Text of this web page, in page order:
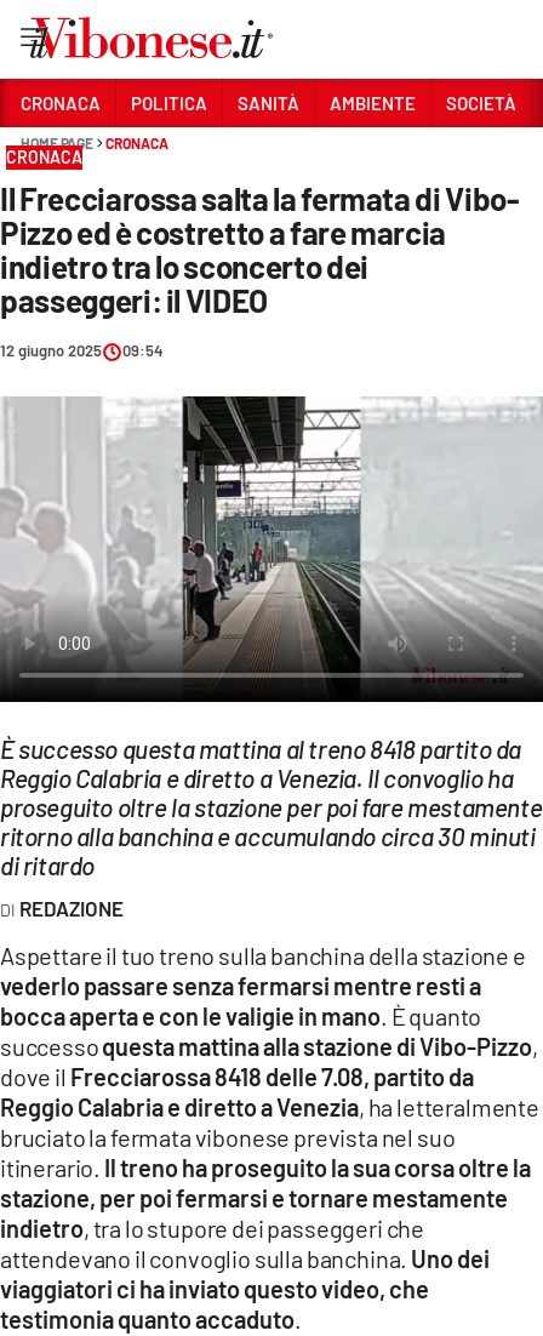
Sezioni
CRONACA
POLITICA
SANITÀ
AMBIENTE
SOCIETÀ
CULTURA
ECONOMIA E LAVORO
EVENTI
SPORT
Streaming
LAC NETWORK
LAC ONAIR
Network
LACPLAY.IT
LACTV.IT
LACONAIR.IT
LACITYMAG.IT
ILREGGINO.IT
COSENZACHANNEL.IT
ILVIBONESE.IT
CATANZAROCHANNEL.IT
CRONACA POLITICA SANITÀ AMBIENTE SOCIETÀ
HOME PAGE CRONACA
CRONACA
Il Frecciarossa salta la fermata di Vibo-
Pizzo ed è costretto a fare marcia
indietro tra lo sconcerto dei
passeggeri: il VIDEO
12 giugno 2025 09:54
È successo questa mattina al treno 8418 partito da
Reggio Calabria e diretto a Venezia. Il convoglio ha
proseguito oltre la stazione per poi fare mestamente
ritorno alla banchina e accumulando circa 30 minuti
di ritardo
REDAZIONE
Aspettare il tuo treno sulla banchina della stazione e
vederlo passare senza fermarsi mentre resti a
bocca aperta e con le valigie in mano. È quanto
successoquesta mattina alla stazione di Vibo-Pizzo,
dove il Frecciarossa 8418 delle 7.08, partito da
Reggio Calabria e diretto a Venezia, ha letteralmente
bruciato la fermata vibonese prevista nel suo
itinerario. Il treno ha proseguito la sua corsa oltre la
stazione, per poi fermarsi e tornare mestamente
indietro, tra lo stupore dei passeggeri che
attendevano il convoglio sulla banchina. Uno dei
viaggiatori ci ha inviato questo video, che
testimonia quanto accaduto.